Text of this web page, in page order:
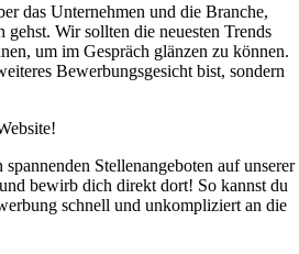
das Unternehmen und die Branche,
gehst. Wir sollten die neuesten Trends
um im Gespräch glänzen zu können.
Bewerbungsgesicht bist, sondern
Stellenangeboten auf unserer
bewirb dich direkt dort! So kannst du
schnell und unkompliziert an die